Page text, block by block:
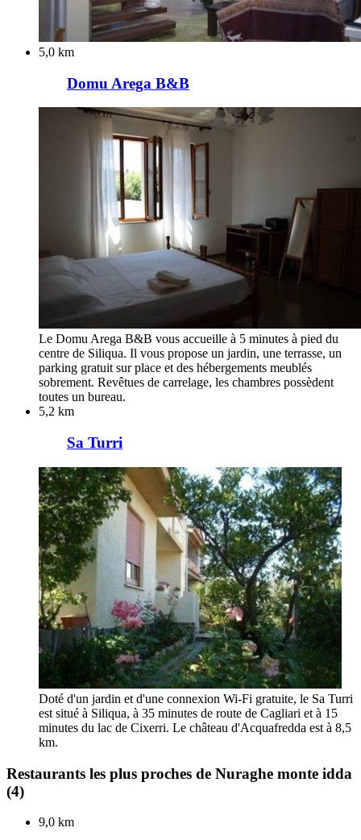
5,0 km
Domu Arega B&B
Le Domu Arega B&B vous accueille à 5 minutes à pied du
centre de Siliqua. Il vous propose un jardin, une terrasse, un
parking gratuit sur place et des hébergements meublés
sobrement. Revêtues de carrelage, les chambres possèdent
toutes un bureau.
5,2 km
Sa Turri
Doté d'un jardin et d'une connexion Wi-Fi gratuite, le Sa Turri
est situé à Siliqua, à 35 minutes de route de Cagliari et à 15
minutes du lac de Cixerri. Le château d'Acquafredda est à 8,5
km.
Restaurants les plus proches de Nuraghe monte idda
(4)
9,0 km